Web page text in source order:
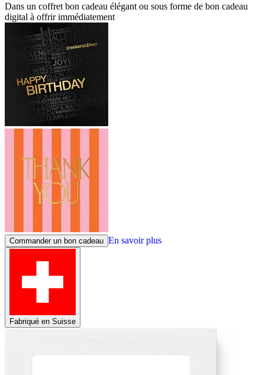
Dans un coffret bon cadeau élégant ou sous forme de bon cadeau
digital à offrir immédiatement
Commander un bon cadeau En savoir plus
Fabriqué en Suisse